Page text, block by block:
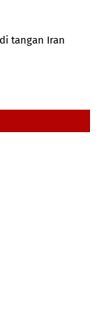
tangan Iran